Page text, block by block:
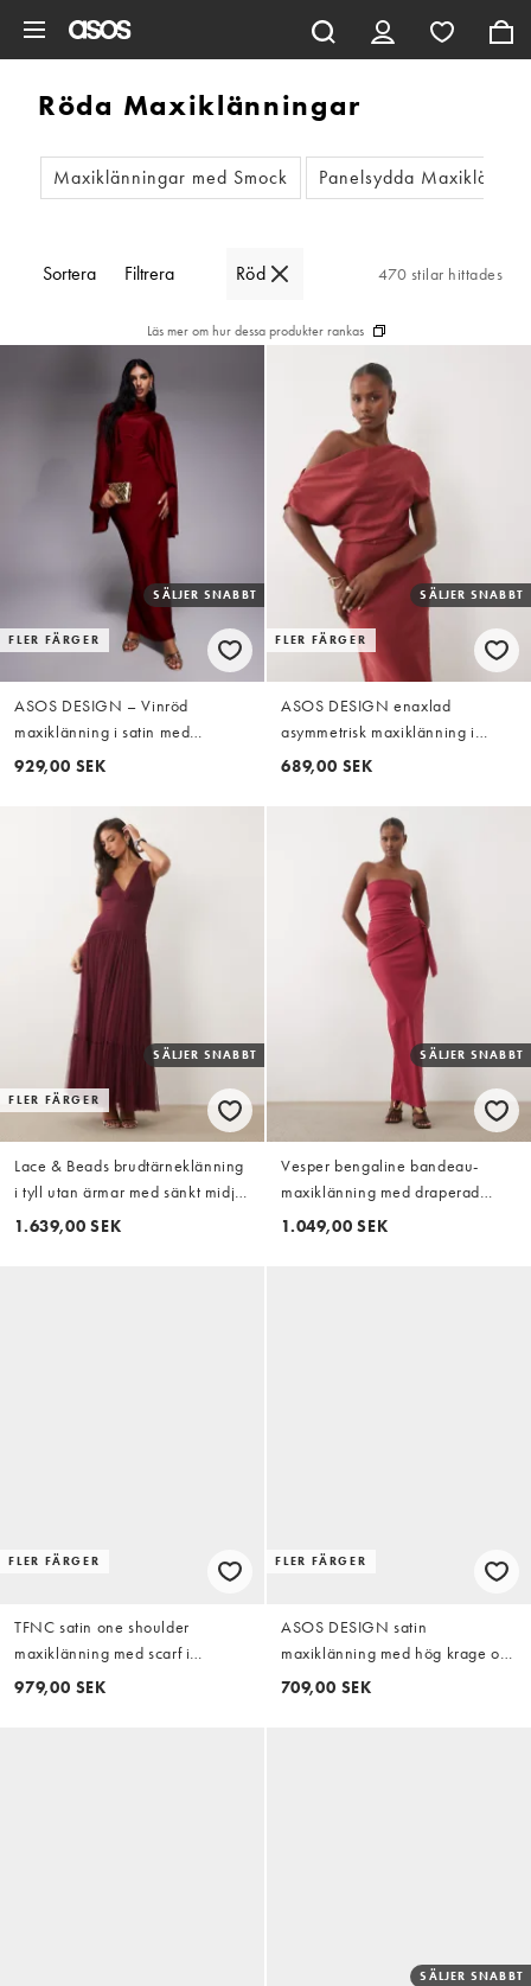
Röda Maxiklänningar
Maxiklänningar med Smock Panelsydda
Sortera Filtrera Röd 470 stilar hittades
Läs mer om hur dessa produkter rankas
FLER FÄRGER
SÄLJER SNABBT
ASOS DESIGN – Vinröd
maxiklänning i satin med
ståkrage och stora, utsvängda
929,00 SEK
FLER FÄRGER
SÄLJER SNABBT
ASOS DESIGN enaxlad
asymmetrisk maxiklänning i
djupröd satin
689,00 SEK
FLER FÄRGER
SÄLJER SNABBT
Lace & Beads brudtärneklänning
i tyll utan ärmar med sänkt midja,
lager på lager-fåll och maxilängd
1.639,00 SEK
SÄLJER SNABBT
Vesper bengaline bandeau-
maxiklänning med draperad
frontdetalj i berry
1.049,00 SEK
FLER FÄRGER
TFNC satin one shoulder
maxiklänning med scarf i
burgundy
979,00 SEK
FLER FÄRGER
ASOS DESIGN satin
maxiklänning med hög krage och
blusonmodell med utsvängda
709,00 SEK
SÄLJER SNABBT